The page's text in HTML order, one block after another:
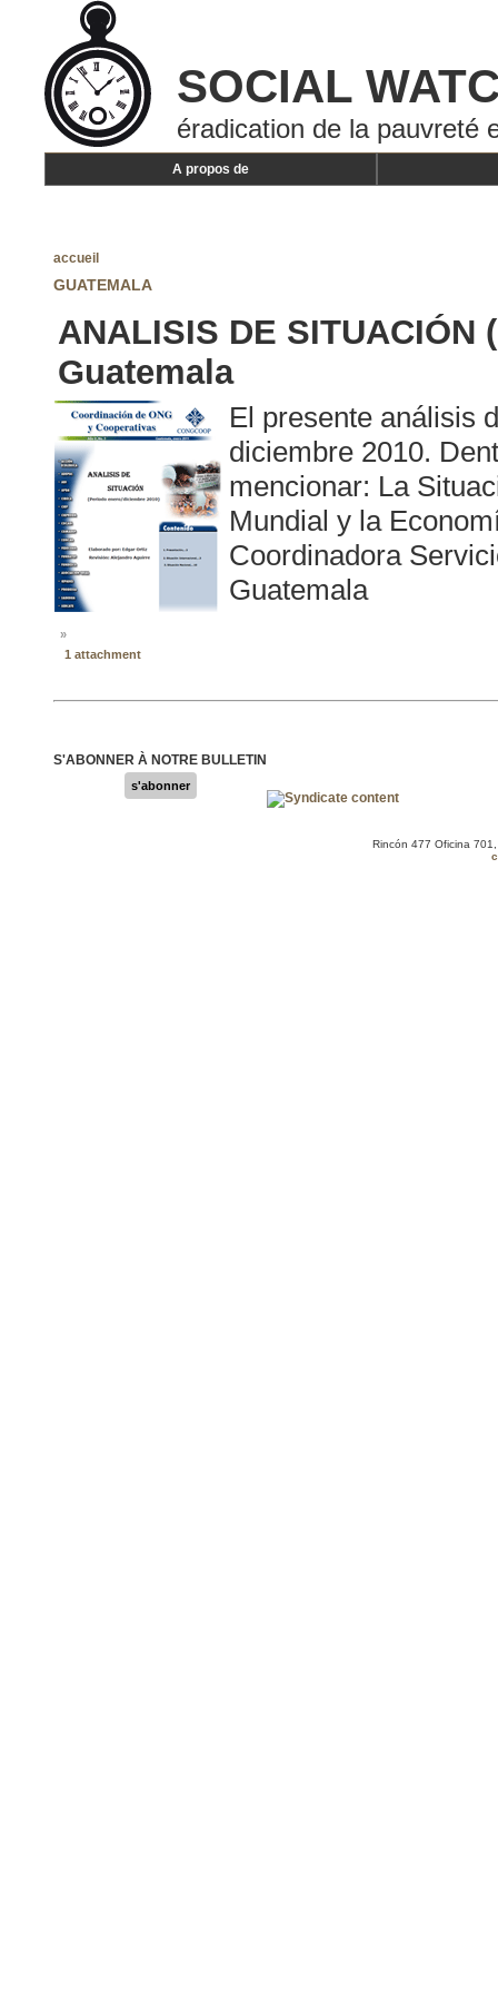
SOCIAL
éradication de la pauvreté
A propos de
accueil
GUATEMALA
ANALISIS DE
Guatemala
El presente análisis
diciembre 2010.
mencionar: La
Mundial y la
Coordinadora
Guatemala
»
1 attachment
S'ABONNER À NOTRE BULLETIN
s'abonner
Rincón 477 Oficina